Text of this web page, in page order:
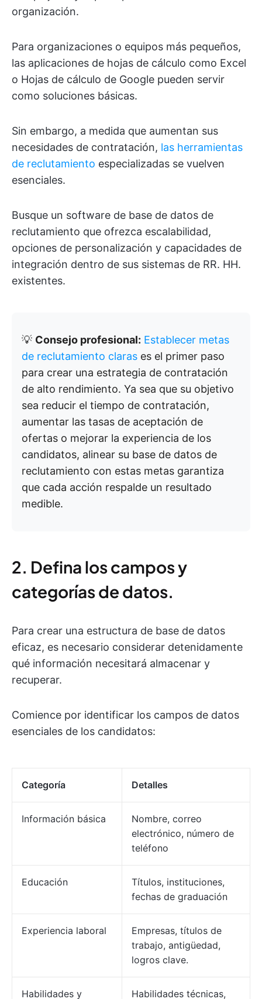
organización.
Para organizaciones o equipos más pequeños,
las aplicaciones de hojas de cálculo como Excel
o Hojas de cálculo de Google pueden servir
como soluciones básicas.
Sin embargo, a medida que aumentan sus
necesidades de contratación, las herramientas
de reclutamiento especializadas se vuelven
esenciales.
Busque un software de base de datos de
reclutamiento que ofrezca escalabilidad,
opciones de personalización y capacidades de
integración dentro de sus sistemas de RR. HH.
existentes.
💡 Consejo profesional: Establecer metas
de reclutamiento claras es el primer paso
para crear una estrategia de contratación
de alto rendimiento. Ya sea que su objetivo
sea reducir el tiempo de contratación,
aumentar las tasas de aceptación de
ofertas o mejorar la experiencia de los
candidatos, alinear su base de datos de
reclutamiento con estas metas garantiza
que cada acción respalde un resultado
medible.
2. Defina los campos y
categorías de datos.
Para crear una estructura de base de datos
eficaz, es necesario considerar detenidamente
qué información necesitará almacenar y
recuperar.
Comience por identificar los campos de datos
esenciales de los candidatos:
Categoría Detalles
Información básica
Nombre, correo
electrónico, número de
teléfono
Educación
Títulos, instituciones,
fechas de graduación
Experiencia laboral
Empresas, títulos de
trabajo, antigüedad,
logros clave.
Habilidades y Habilidades técnicas,